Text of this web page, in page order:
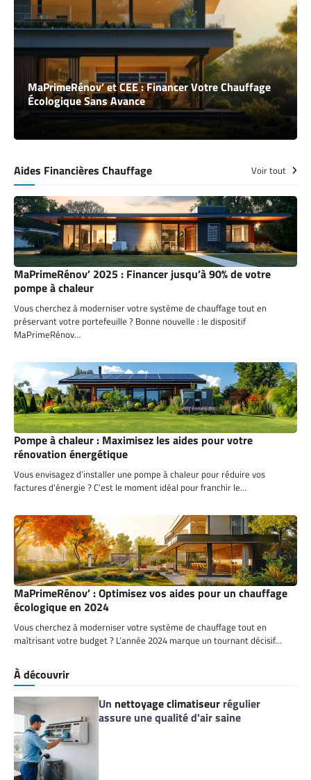
MaPrimeRénov’ et CEE : Financer Votre Chauffage
Écologique Sans Avance
Aides Financières Chauffage Voir tout
MaPrimeRénov’ 2025 : Financer jusqu’à 90% de votre
pompe à chaleur
Vous cherchez à moderniser votre système de chauffage tout en
préservant votre portefeuille ? Bonne nouvelle : le dispositif
MaPrimeRénov…
Pompe à chaleur : Maximisez les aides pour votre
rénovation énergétique
Vous envisagez d’installer une pompe à chaleur pour réduire vos
factures d’énergie ? C’est le moment idéal pour franchir le…
MaPrimeRénov’ : Optimisez vos aides pour un chauffage
écologique en 2024
Vous cherchez à moderniser votre système de chauffage tout en
maîtrisant votre budget ? L’année 2024 marque un tournant décisif…
À découvrir
Un nettoyage climatiseur régulier
assure une qualité d'air saine